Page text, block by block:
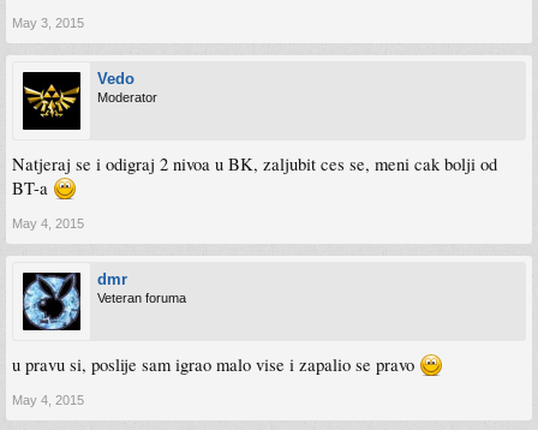
May 3, 2015
Vedo
Moderator
Natjeraj se i odigraj 2 nivoa u BK, zaljubit ces se, meni cak bolji od
BT-a
May 4, 2015
dmr
Veteran foruma
u pravu si, poslije sam igrao malo vise i zapalio se pravo
May 4, 2015